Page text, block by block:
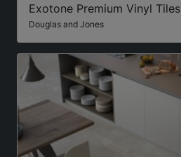
Exotone Premium Vinyl Tiles
Douglas and Jones